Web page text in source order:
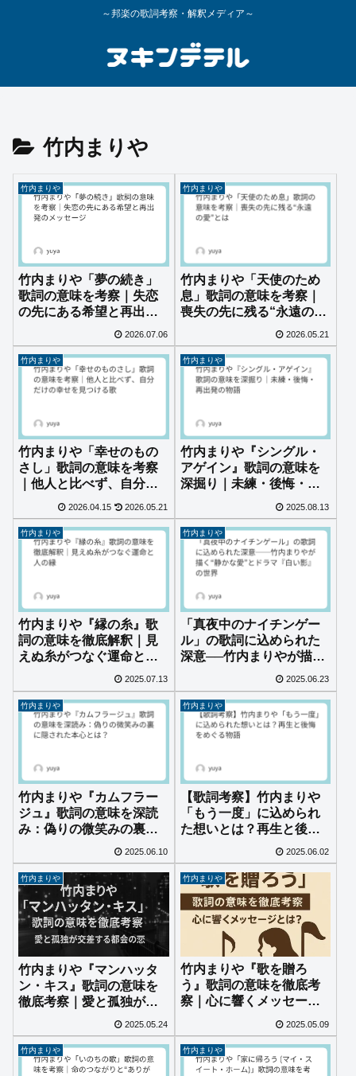
～邦楽の歌詞考察・解釈メディア～
竹内まりや
竹内まりや
竹内まりや「夢の続き」
歌詞の意味を考察｜失恋
の先にある希望と再出発
2026.07.06
竹内まりや
竹内まりや「天使のため
息」歌詞の意味を考察｜
喪失の先に残る“永遠の
2026.05.21
竹内まりや
竹内まりや「幸せのもの
さし」歌詞の意味を考察
｜他人と比べず、自分だ
2026.04.15 2026.05.21
竹内まりや
竹内まりや『シングル・
アゲイン』歌詞の意味を
深掘り｜未練・後悔・再
2025.08.13
竹内まりや
竹内まりや『縁の糸』歌
詞の意味を徹底解釈｜見
えぬ糸がつなぐ運命と人
2025.07.13
竹内まりや
「真夜中のナイチンゲー
ル」の歌詞に込められた
深意──竹内まりやが描
く“静かな愛”とドラマ
『白い影』の世界
2025.06.23
竹内まりや
竹内まりや『カムフラー
ジュ』歌詞の意味を深読
み：偽りの微笑みの裏に
隠された本心とは？
2025.06.10
竹内まりや
【歌詞考察】竹内まりや
「もう一度」に込められ
た想いとは？再生と後悔
2025.06.02
竹内まりや
竹内まりや『マンハッタ
ン・キス』歌詞の意味を
徹底考察｜愛と孤独が交
2025.05.24
竹内まりや
竹内まりや『歌を贈ろ
う』歌詞の意味を徹底考
察｜心に響くメッセージ
2025.05.09
竹内まりや 竹内まりや